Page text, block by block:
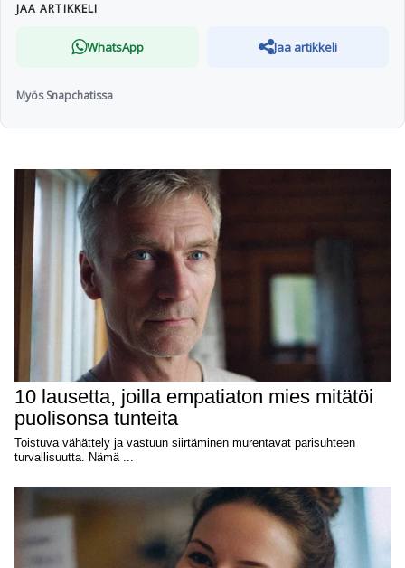
JAA ARTIKKELI
WhatsApp Jaa artikkeli
Myös Snapchatissa